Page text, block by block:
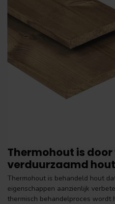
Thermohout is
verduurzaamd hout
Thermohout is behandeld hout
eigenschappen aanzienlijk
thermisch behandelproces wordt